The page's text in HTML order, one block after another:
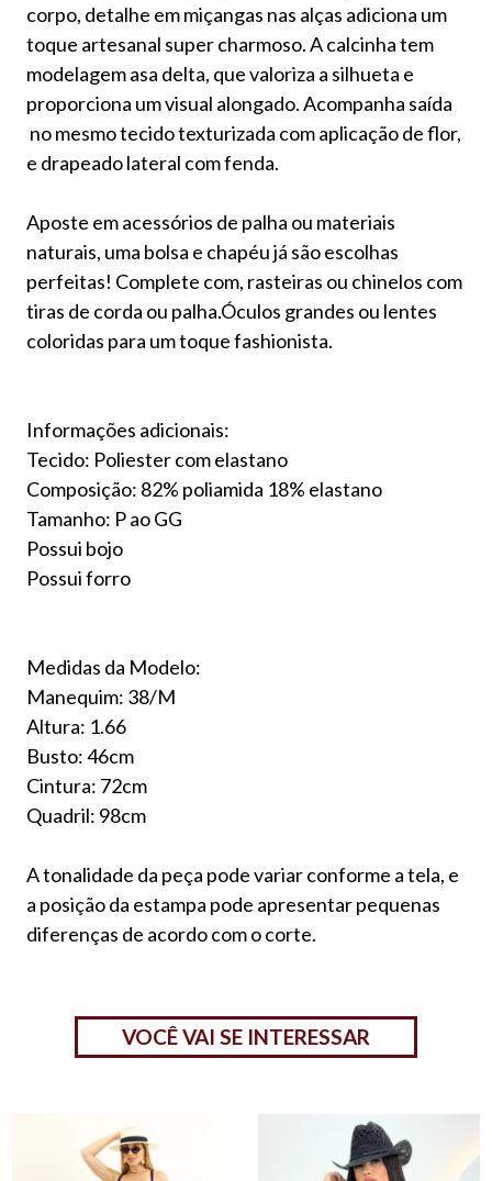
corpo, detalhe em miçangas nas alças adiciona um
toque artesanal super charmoso. A calcinha tem
modelagem asa delta, que valoriza a silhueta e
proporciona um visual alongado. Acompanha saída
no mesmo tecido texturizada com aplicação de flor,
e drapeado lateral com fenda.
Aposte em acessórios de palha ou materiais
naturais, uma bolsa e chapéu já são escolhas
perfeitas! Complete com, rasteiras ou chinelos com
tiras de corda ou palha.Óculos grandes ou lentes
coloridas para um toque fashionista.
Informações adicionais:
Tecido: Poliester com elastano
Composição: 82% poliamida 18% elastano
Tamanho: P ao GG
Possui bojo
Possui forro
Medidas da Modelo:
Manequim: 38/M
Altura: 1.66
Busto: 46cm
Cintura: 72cm
Quadril: 98cm
A tonalidade da peça pode variar conforme a tela, e
a posição da estampa pode apresentar pequenas
diferenças de acordo com o corte.
VOCÊ VAI SE INTERESSAR